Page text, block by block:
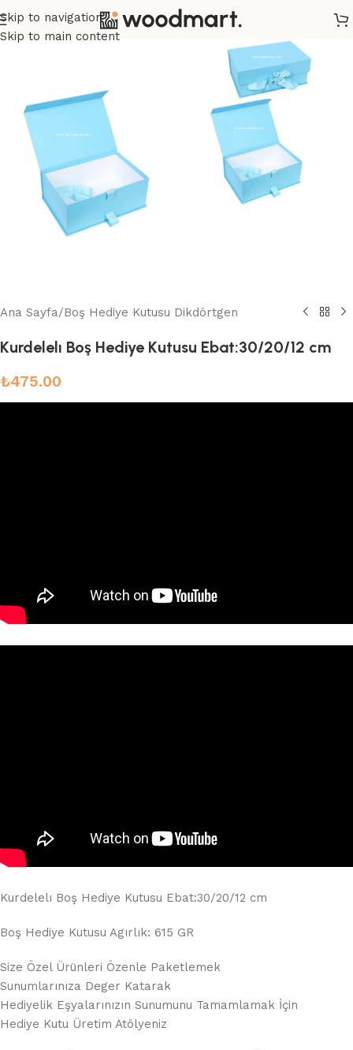
Skip to navigation
Skip to main content
Ana Sayfa/Boş Hediye Kutusu Dikdörtgen
Kurdelelı Boş Hediye Kutusu Ebat:30/20/12 cm
₺475.00
Kurdelelı Boş Hediye Kutusu Ebat:30/20/12 cm
Boş Hediye Kutusu Agırlık: 615 GR
Size Özel Ürünleri Özenle Paketlemek
Sunumlarınıza Deger Katarak
Hediyelik Eşyalarınızın Sunumunu Tamamlamak İçin
Hediye Kutu Üretim Atölyeniz